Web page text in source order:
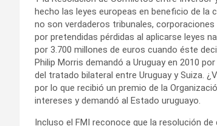
hecho las leyes europeas en beneficio de la
no son verdaderos tribunales,
por pretendidas pérdidas al aplicarse leyes
por 3.700 millones de euros cuando éste
Philip Morris demandó a Uruguay en 2010
del tratado bilateral entre Uruguay y Suiza.
por lo que recibió un premio de la
intereses y demandó al Estado uruguayo.
Incluso el FMI reconoce que la resolución